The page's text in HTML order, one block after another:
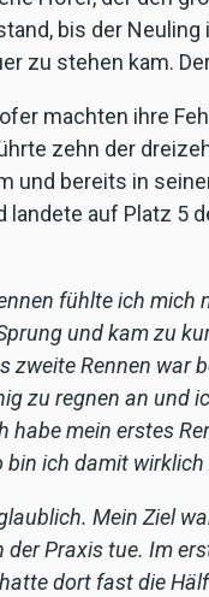
bis der
zu stehen kam.
machten ihre
zehn der
und bereits in
auf Platz 5
fühlte ich mich
und kam zu
zweite Rennen war
zu regnen an und
mein erstes
bin ich damit
Mein Ziel
der Praxis tue. Im
dort fast die